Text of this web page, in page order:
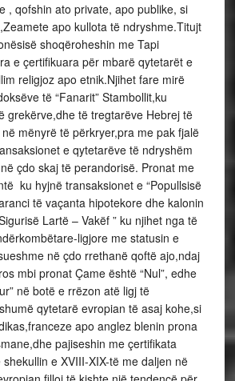
, qofshin ato private, apo publike, si
apo kullota të ndryshme.Titujt
shoqëroheshin me Tapi
e çertifikuara për mbarë qytetarët e
religjoz apo etnik.Njihet fare mirë
të “Fanarit” Stambollit,ku
grekërve,dhe të tregtarëve Hebrej të
mënyrë të përkryer,pra me pak fjalë
e qytetarëve të ndryshëm
çdo skaj të perandorisë. Pronat me
ku hyjnë transaksionet e “Popullsisë
të vaçanta hipotekore dhe kalonin
Lartë – Vakëf ” ku njihet nga të
ligjore me statusin e
në çdo rrethanë qoftë ajo,ndaj
mbi pronat Çame është “Nul”, edhe
në botë e rrëzon atë ligj të
qytetarë evropian të asaj kohe,si
apo anglez blenin prona
pajiseshin me çertifikata
e XVIII-XIX-të me daljen në